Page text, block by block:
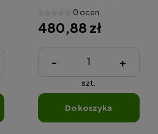
0 ocen
480,88 zł
- +
szt.
do koszyka